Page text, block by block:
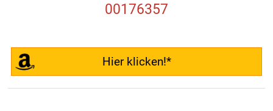
00176357
Hier klicken!*